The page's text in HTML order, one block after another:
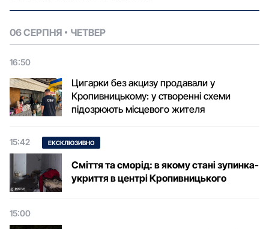
06 СЕРПНЯ ЧЕТВЕР
16:50
Цигарки без акцизу продавали у
Кропивницькому: у створенні схеми
підозрюють місцевого жителя
15:42 ЕКСКЛЮЗИВНО
Сміття та сморід: в якому стані зупинка-
укриття в центрі Кропивницького
15:00